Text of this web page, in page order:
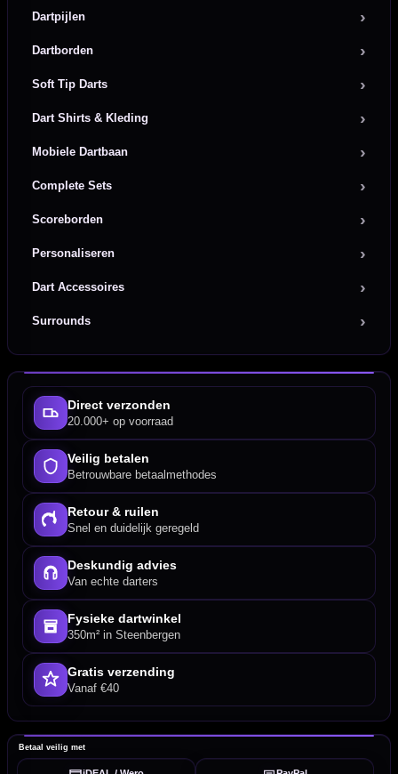
Dartpijlen
Dartborden
Soft Tip Darts
Dart Shirts & Kleding
Mobiele Dartbaan
Complete Sets
Scoreborden
Personaliseren
Dart Accessoires
Surrounds
Direct verzonden
20.000+ op voorraad
Veilig betalen
Betrouwbare betaalmethodes
Retour & ruilen
Snel en duidelijk geregeld
Deskundig advies
Van echte darters
Fysieke dartwinkel
350m² in Steenbergen
Gratis verzending
Vanaf €40
Betaal veilig met